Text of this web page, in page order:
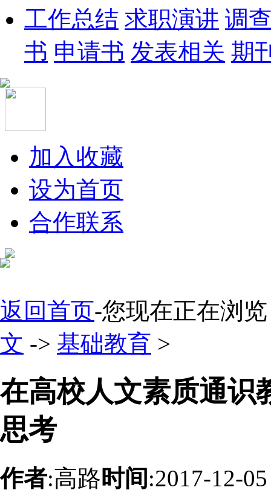
工作总结 求职演讲 调
书 申请书 发表相关 期
加入收藏
设为首页
合作联系
返回首页-您现在正在浏
文 -> 基础教育 >
在高校人文素质通识
思考
作者:高路时间 :2017-12-